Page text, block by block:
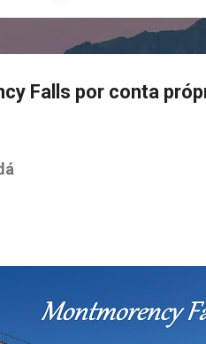
Falls por conta